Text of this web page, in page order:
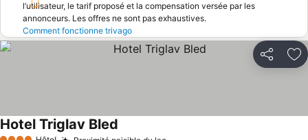
l’utilisateur, le tarif proposé et la compensation versée par les
annonceurs. Les offres ne sont pas exhaustives.
Comment fonctionne trivago
Partager
Hotel Triglav Bled